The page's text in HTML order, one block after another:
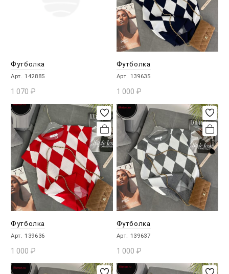
Футболка
Арт. 142885
1 070 ₽
В КОРЗИНУ
Футболка
Арт. 139635
1 000 ₽
В КОРЗИНУ
Футболка
Арт. 139636
1 000 ₽
В КОРЗИНУ
Футболка
Арт. 139637
1 000 ₽
В КОРЗИНУ